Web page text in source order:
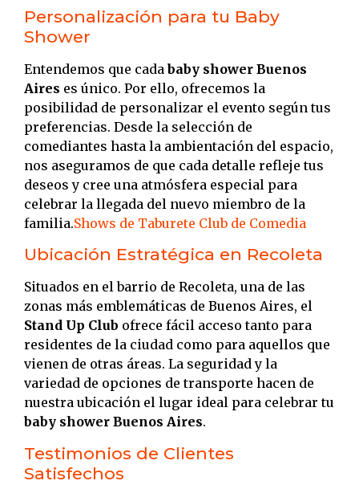
Personalización para tu Baby
Shower
Entendemos que cadababy shower Buenos
Aires es único. Por ello, ofrecemos la
posibilidad de personalizar el evento según tus
preferencias. Desde la selección de
comediantes hasta la ambientación del espacio,
nos aseguramos de que cada detalle refleje tus
deseos y cree una atmósfera especial para
celebrar la llegada del nuevo miembro de la
familia.Shows de Taburete Club de Comedia
Ubicación Estratégica en Recoleta
Situados en el barrio de Recoleta, una de las
zonas más emblemáticas de Buenos Aires, el
Stand Up Club ofrece fácil acceso tanto para
residentes de la ciudad como para aquellos que
vienen de otras áreas. La seguridad y la
variedad de opciones de transporte hacen de
nuestra ubicación el lugar ideal para celebrar tu
baby shower Buenos Aires.
Testimonios de Clientes
Satisfechos